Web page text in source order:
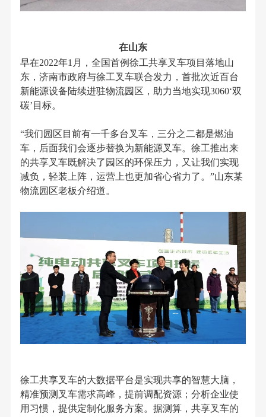
在山东
早在2022年1月，全国首例徐工共享叉车项目落地山
东，济南市政府与徐工叉车联合发力，首批次近百台
新能源设备陆续进驻物流园区，助力当地实现3060‘双
碳’目标。
“我们园区目前有一千多台叉车，三分之二都是燃油
车，后面我们会逐步替换为新能源叉车。徐工推出来
的共享叉车既解决了园区的环保压力，又让我们实现
减负，轻装上阵，运营上也更加省心省力了。”山东某
物流园区老板介绍道。
徐工共享叉车的大数据平台是实现共享的智慧大脑，
精准预测叉车需求高峰，提前调配资源；分析企业使
用习惯，提供定制化服务方案。据测算，共享叉车的